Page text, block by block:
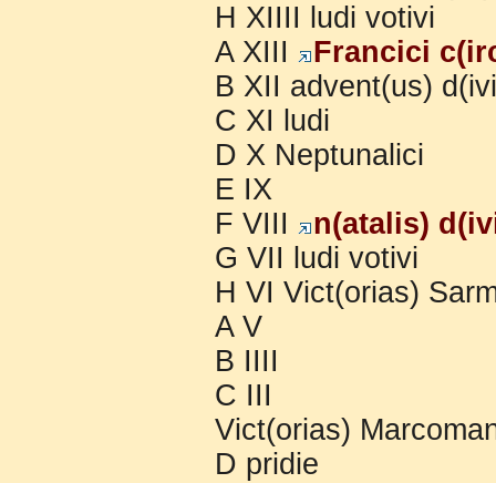
H XIIII ludi votivi
A XIII
Francici
B XII advent(us)
C XI ludi
D X Neptunalici
E IX
F VIII
n(atalis)
G VII ludi votivi
H VI Vict(orias)
A V
B IIII
C III
Vict(orias)
D pridie